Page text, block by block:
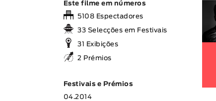
Este filme em números
5108 Espectadores
33 Selecções em Festivais
31 Exibições
2 Prémios
Festivais e Prémios
04.2014